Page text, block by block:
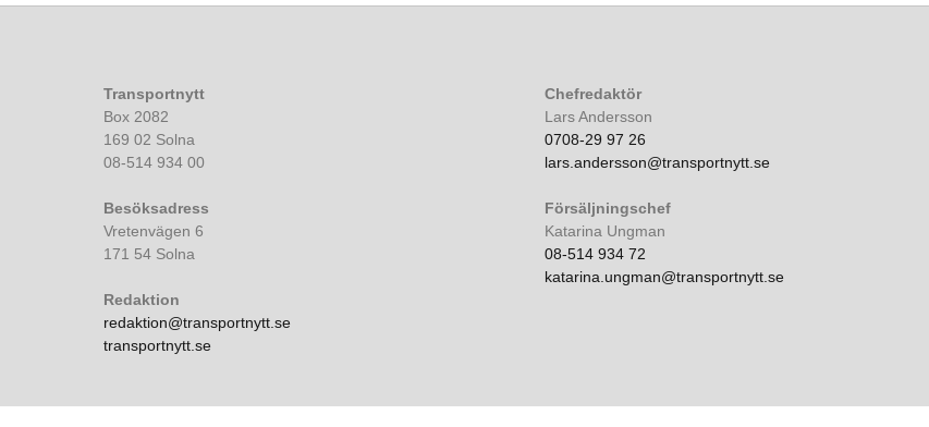
Transportnytt
Box 2082
169 02 Solna
08-514 934 00
Besöksadress
Vretenvägen 6
171 54 Solna
Redaktion
redaktion@transportnytt.se
transportnytt.se
Chefredaktör
Lars Andersson
0708-29 97 26
lars.andersson@transportnytt.se
Försäljningschef
Katarina Ungman
08-514 934 72
katarina.ungman@transportnytt.se